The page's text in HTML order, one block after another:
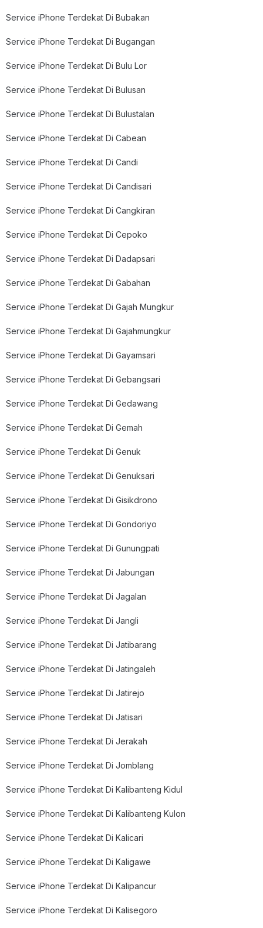
Service iPhone Terdekat Di Bubakan
Service iPhone Terdekat Di Bugangan
Service iPhone Terdekat Di Bulu Lor
Service iPhone Terdekat Di Bulusan
Service iPhone Terdekat Di Bulustalan
Service iPhone Terdekat Di Cabean
Service iPhone Terdekat Di Candi
Service iPhone Terdekat Di Candisari
Service iPhone Terdekat Di Cangkiran
Service iPhone Terdekat Di Cepoko
Service iPhone Terdekat Di Dadapsari
Service iPhone Terdekat Di Gabahan
Service iPhone Terdekat Di Gajah Mungkur
Service iPhone Terdekat Di Gajahmungkur
Service iPhone Terdekat Di Gayamsari
Service iPhone Terdekat Di Gebangsari
Service iPhone Terdekat Di Gedawang
Service iPhone Terdekat Di Gemah
Service iPhone Terdekat Di Genuk
Service iPhone Terdekat Di Genuksari
Service iPhone Terdekat Di Gisikdrono
Service iPhone Terdekat Di Gondoriyo
Service iPhone Terdekat Di Gunungpati
Service iPhone Terdekat Di Jabungan
Service iPhone Terdekat Di Jagalan
Service iPhone Terdekat Di Jangli
Service iPhone Terdekat Di Jatibarang
Service iPhone Terdekat Di Jatingaleh
Service iPhone Terdekat Di Jatirejo
Service iPhone Terdekat Di Jatisari
Service iPhone Terdekat Di Jerakah
Service iPhone Terdekat Di Jomblang
Service iPhone Terdekat Di Kalibanteng Kidul
Service iPhone Terdekat Di Kalibanteng Kulon
Service iPhone Terdekat Di Kalicari
Service iPhone Terdekat Di Kaligawe
Service iPhone Terdekat Di Kalipancur
Service iPhone Terdekat Di Kalisegoro